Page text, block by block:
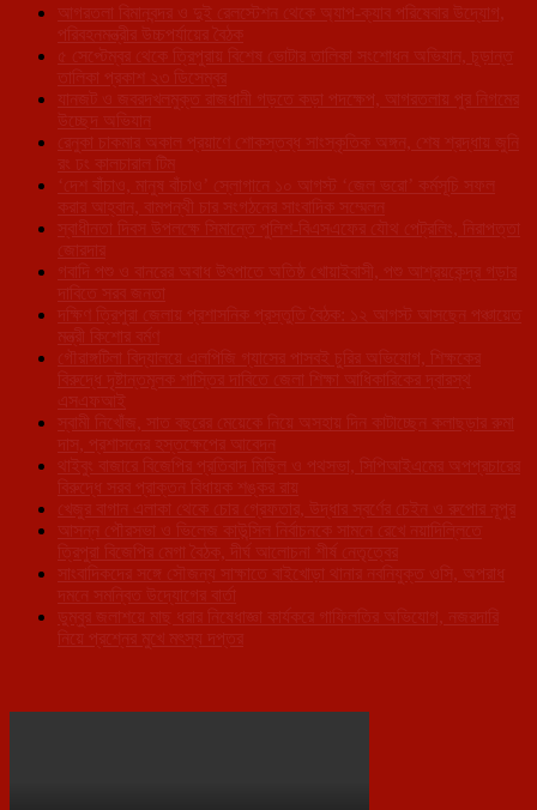
আগরতলা বিমানবন্দর ও দুই রেলস্টেশন থেকে অ্যাপ-ক্যাব পরিষেবার উদ্যোগ,
পরিবহনমন্ত্রীর উচ্চপর্যায়ের বৈঠক
৫ সেপ্টেম্বর থেকে ত্রিপুরায় বিশেষ ভোটার তালিকা সংশোধন অভিযান, চূড়ান্ত
তালিকা প্রকাশ ২৩ ডিসেম্বর
যানজট ও জবরদখলমুক্ত রাজধানী গড়তে কড়া পদক্ষেপ, আগরতলায় পুর নিগমের
উচ্ছেদ অভিযান
রেনুকা চাকমার অকাল প্রয়াণে শোকস্তব্ধ সাংস্কৃতিক অঙ্গন, শেষ শ্রদ্ধায় জুনি
রং ঢং কালচারাল টিম
‘দেশ বাঁচাও, মানুষ বাঁচাও’ স্লোগানে ১০ আগস্ট ‘জেল ভরো’ কর্মসূচি সফল
করার আহ্বান, বামপন্থী চার সংগঠনের সাংবাদিক সম্মেলন
স্বাধীনতা দিবস উপলক্ষে সিমান্তে পুলিশ-বিএসএফের যৌথ পেট্রলিং, নিরাপত্তা
জোরদার
গবাদি পশু ও বানরের অবাধ উৎপাতে অতিষ্ঠ খোয়াইবাসী, পশু আশ্রয়কেন্দ্র গড়ার
দাবিতে সরব জনতা
দক্ষিণ ত্রিপুরা জেলায় প্রশাসনিক প্রস্তুতি বৈঠক: ১২ আগস্ট আসছেন পঞ্চায়েত
মন্ত্রী কিশোর বর্মণ
গৌরাঙ্গটিলা বিদ্যালয়ে এলপিজি গ্যাসের পাসবই চুরির অভিযোগ, শিক্ষকের
বিরুদ্ধে দৃষ্টান্তমূলক শাস্তির দাবিতে জেলা শিক্ষা আধিকারিকের দ্বারস্থ
এসএফআই
স্বামী নিখোঁজ, সাত বছরের মেয়েকে নিয়ে অসহায় দিন কাটাচ্ছেন কলাছড়ার রুমা
দাস, প্রশাসনের হস্তক্ষেপের আবেদন
থাইবুং বাজারে বিজেপির প্রতিবাদ মিছিল ও পথসভা, সিপিআইএমের অপপ্রচারের
বিরুদ্ধে সরব প্রাক্তন বিধায়ক শঙ্কর রায়
খেজুর বাগান এলাকা থেকে চোর গ্রেফতার, উদ্ধার স্বর্ণের চেইন ও রুপোর নূপুর
আসন্ন পৌরসভা ও ভিলেজ কাউন্সিল নির্বাচনকে সামনে রেখে নয়াদিল্লিতে
ত্রিপুরা বিজেপির মেগা বৈঠক, দীর্ঘ আলোচনা শীর্ষ নেতৃত্বের
সাংবাদিকদের সঙ্গে সৌজন্য সাক্ষাতে বাইখোড়া থানার নবনিযুক্ত ওসি, অপরাধ
দমনে সমন্বিত উদ্যোগের বার্তা
ডুম্বুর জলাশয়ে মাছ ধরার নিষেধাজ্ঞা কার্যকরে গাফিলতির অভিযোগ, নজরদারি
নিয়ে প্রশ্নের মুখে মৎস্য দপ্তর